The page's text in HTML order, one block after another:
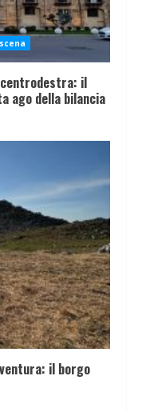
il
ago della bilancia
il borgo